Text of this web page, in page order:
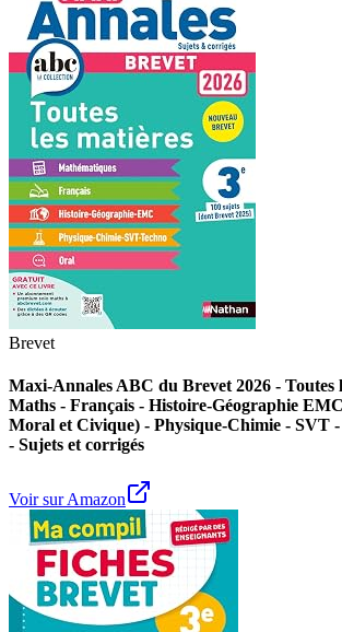
Brevet
Maxi-Annales ABC du Brevet 2026 - Toutes
Maths - Français - Histoire-Géographie
Moral et Civique) - Physique-Chimie - SVT
- Sujets et corrigés
Voir sur Amazon